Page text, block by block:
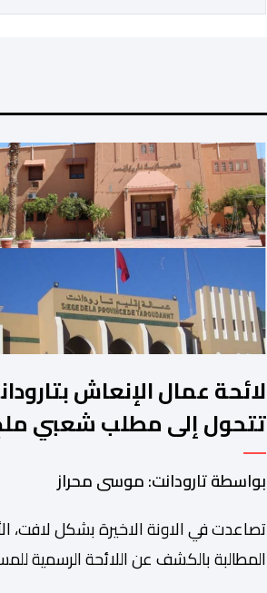
التواصل الاجتماعي، وسط دعوات
الكبير بن طوطو، ثم شخص اخر […]
لائحة عمال الإنعاش
تتحول إلى مطلب شعبي
فمن يجيب؟.
بواسطة تارودانت: موسى محراز
تصاعدت في الاونة الاخيرة بشكل لافت،
المطالبة بالكشف عن اللائحة الرسمية